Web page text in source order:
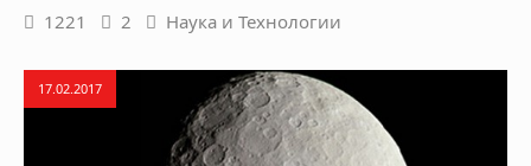
1221 2 Наука и Технологии
17.02.2017